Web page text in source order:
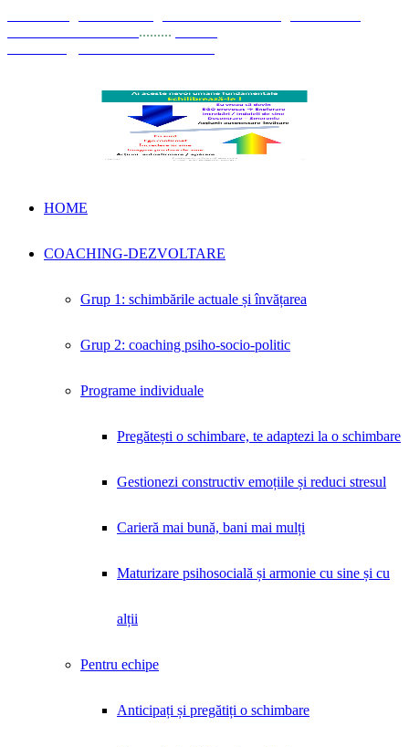
.........
HOME
COACHING-DEZVOLTARE
Grup 1: schimbările actuale și învățarea
Grup 2: coaching psiho-socio-politic
Programe individuale
Pregătești o schimbare, te adaptezi la o schimbare
Gestionezi constructiv emoțiile și reduci stresul
Carieră mai bună, bani mai mulți
Maturizare psihosocială și armonie cu sine și cu
alții
Pentru echipe
Anticipați și pregătiți o schimbare